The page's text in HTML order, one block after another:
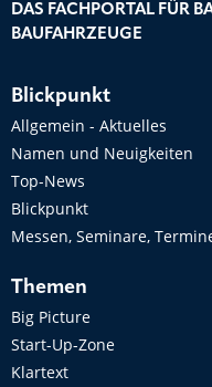
DAS FACHPORTAL FÜR
BAUFAHRZEUGE
Blickpunkt
Allgemein - Aktuelles
Namen und Neuigkeiten
Top-News
Blickpunkt
Messen, Seminare,
Themen
Big Picture
Start-Up-Zone
Klartext